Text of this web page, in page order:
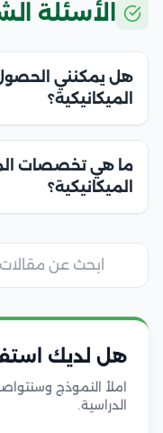
الأسئلة
هل يمكنني
الميكانيكية؟
ما هي تخصصات
الميكانيكية؟
هل لديك
املأ النموذج
الدراسية.